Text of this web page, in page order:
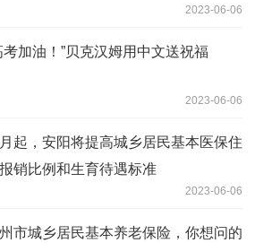
2023-06-06
考加油！”贝克汉姆用中文送祝福
2023-06-06
起，安阳将提高城乡居民基本医保住
销比例和生育待遇标准
2023-06-06
市城乡居民基本养老保险，你想问的